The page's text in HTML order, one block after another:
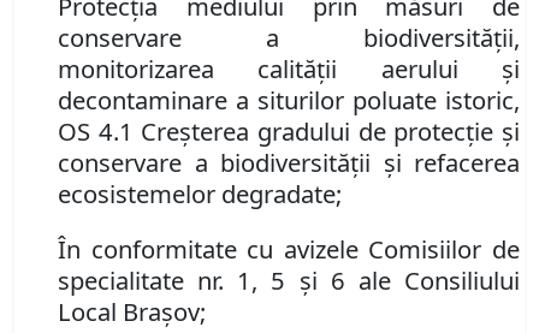
conservare a biodiversităţii,
monitorizarea calităţii aerului şi
decontaminare a siturilor poluate istoric,
OS 4.1 Creşterea gradului de protecţie şi
conservare a biodiversităţii şi refacerea
ecosistemelor degradate;
În conformitate cu avizele Comisiilor de
specialitate nr. 1, 5 și 6 ale Consiliului
Local Brașov;